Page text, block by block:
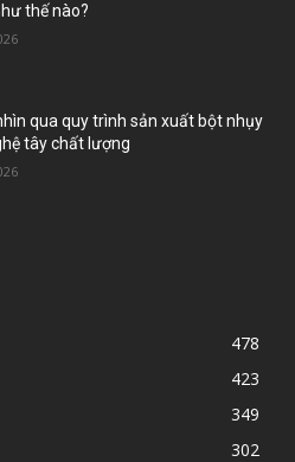
thế nào?
qua quy trình sản xuất bột nhụy
tây chất lượng
478
423
349
302